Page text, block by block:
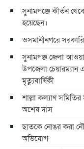
সুনামগঞ্জে কীর্তন
হয়েছেন।
ওসমানীনগরে
সুনামগঞ্জ জেলা
উপজেলা
মৃত্যুবার্ষিকী
শাল্লা কল্যাণ
অশেষ দাস
ছাতকে নোঙর করা
অভিযোগ